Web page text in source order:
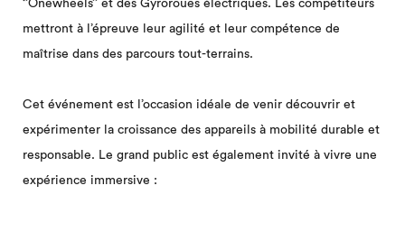
mettront à l’épreuve leur agilité et leur compétence de
maîtrise dans des parcours tout-terrains.
Cet événement est l’occasion idéale de venir découvrir et
expérimenter la croissance des appareils à mobilité durable et
responsable. Le grand public est également invité à vivre une
expérience immersive :